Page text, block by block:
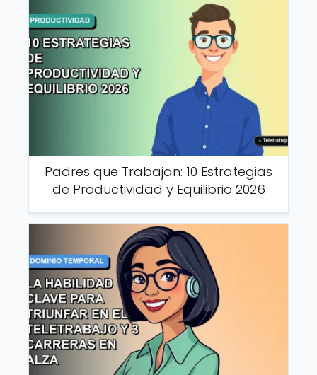
Padres que Trabajan: 10 Estrategias
de Productividad y Equilibrio 2026